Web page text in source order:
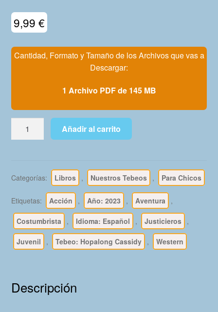
Mi Cuenta
9,99 €
Cantidad, Formato y Tamaño de los Archivos que vas a
Descargar:
1 Archivo PDF de 145 MB
HOPALONG
CASSIDY
-
TC
Books
1
Tomo
Páginas
En
Añadir al carrito
Categorías: Libros , Nuestros Tebeos , Para Chicos
Etiquetas: Acción , Año: 2023 , Aventura ,
Costumbrista , Idioma: Español , Justicieros ,
Juvenil , Tebeo: Hopalong Cassidy , Western
Descripción